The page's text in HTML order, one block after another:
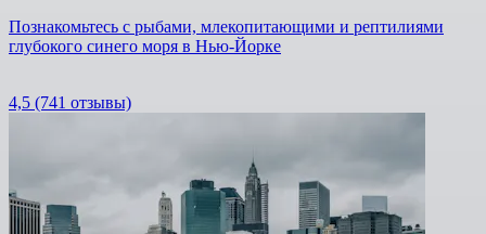
Познакомьтесь с рыбами, млекопитающими и рептилиями
глубокого синего моря в Нью-Йорке
4,5 (741 отзывы)